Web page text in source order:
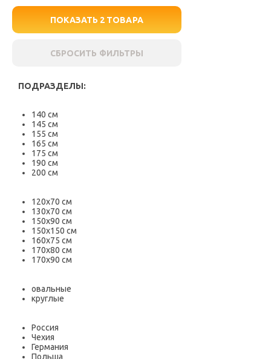
ПОКАЗАТЬ 2 ТОВАРА
СБРОСИТЬ ФИЛЬТРЫ
ПОДРАЗДЕЛЫ:
140 см
145 см
155 см
165 см
175 см
190 см
200 см
120х70 см
130х70 см
150х90 см
150х150 см
160х75 см
170х80 см
170х90 см
овальные
круглые
Россия
Чехия
Германия
Польша